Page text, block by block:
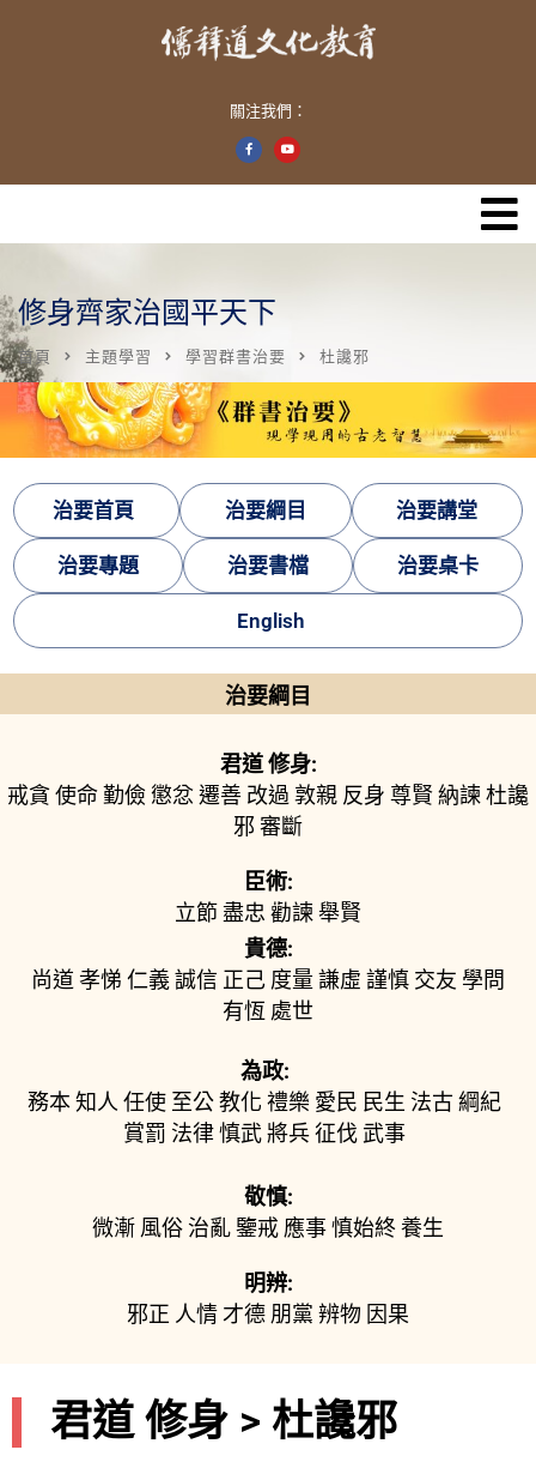
關注我們：
修身齊家治國平天下
首頁 主題學習 學習群書治要 杜讒邪
治要首頁 治要綱目 治要講堂
治要專題 治要書檔 治要桌卡
English
治要綱目
君道 修身:
戒貪使命勤儉懲忿 遷善 改過 敦親 反身 尊賢納諫 杜讒
邪 審斷
臣術:
立節盡忠 勸諫 舉賢
貴德:
尚道 孝悌 仁義 誠信 正己 度量 謙虛 謹慎 交友 學問
有恆 處世
為政:
務本知人 任使 至公教化 禮樂 愛民 民生 法古 綱紀
賞罰 法律慎武將兵征伐 武事
敬慎:
微漸 風俗 治亂鑒戒 應事慎始終養生
明辨:
邪正 人情才德 朋黨 辨物 因果
君道 修身 > 杜讒邪